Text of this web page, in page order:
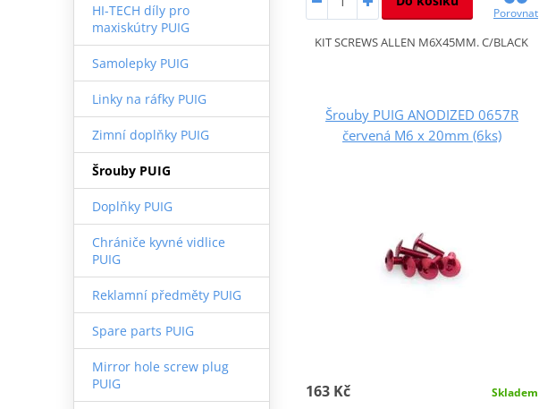
HI-TECH díly pro
maxiskútry PUIG
Samolepky PUIG
Linky na ráfky PUIG
Zimní doplňky PUIG
Šrouby PUIG
Doplňky PUIG
Chrániče kyvné vidlice
PUIG
Reklamní předměty PUIG
Spare parts PUIG
Mirror hole screw plug
PUIG
Porovnat
KIT SCREWS ALLEN M6X45MM. C/BLACK
Šrouby PUIG ANODIZED 0657R
červená M6 x 20mm (6ks)
163 Kč Skladem